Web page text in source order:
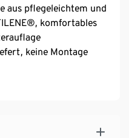
aus pflegeleichtem und
komfortables
keine Montage
Auflagen in unserem